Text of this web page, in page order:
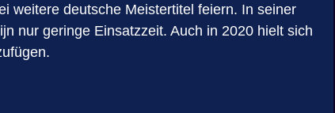
weitere deutsche Meistertitel feiern. In seiner
nur geringe Einsatzzeit. Auch in 2020 hielt sich